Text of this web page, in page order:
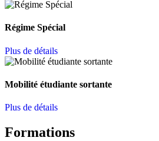
Régime Spécial
Plus de détails
Mobilité étudiante sortante
Plus de détails
Formations